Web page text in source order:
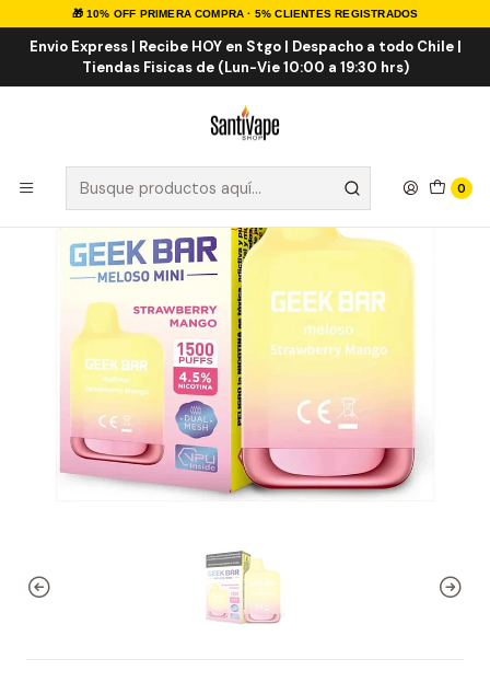
🎁 10% OFF PRIMERA COMPRA · 5% CLIENTES REGISTRADOS
Envio Express | Recibe HOY en Stgo | Despacho a todo Chile |
Tiendas Fisicas de (Lun-Vie 10:00 a 19:30 hrs)
0
Inicio VAPE DESECHABLES VAPE FRUTALES ICE
Geek Bar Meloso Mini 1500 Puff